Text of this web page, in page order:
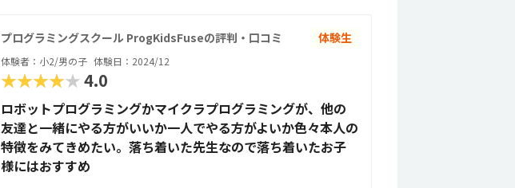
プログラミングスクール ProgKidsFuseの評判・口コミ 体験生
体験者：小2/男の子 体験日：2024/12
★★★★★4.0
ロボットプログラミングかマイクラプログラミングが、他の
友達と一緒にやる方がいいか一人でやる方がよいか色々本人の
特徴をみてきめたい。落ち着いた先生なので落ち着いたお子
様にはおすすめ